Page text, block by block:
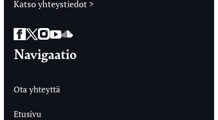
Katso yhteystiedot >
Facebook
Twitter
Instagram
YouTube
SoundCloud
Navigaatio
Ota yhteyttä
Etusivu